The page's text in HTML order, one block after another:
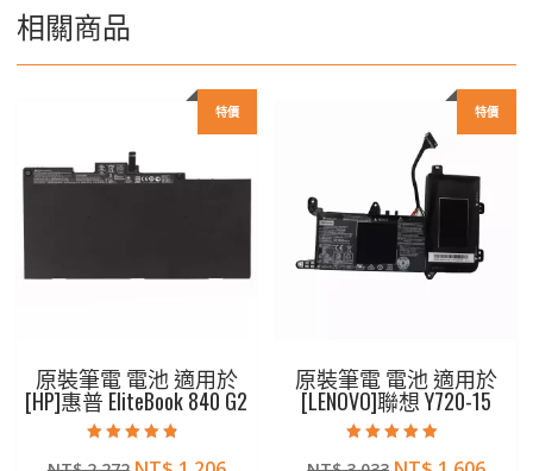
相關商品
特價
原裝筆電 電池 適用於
[HP]惠普 EliteBook 840 G2
4.50
特價
原裝筆電 電池 適用於
[LENOVO]聯想 Y720-15
5.00